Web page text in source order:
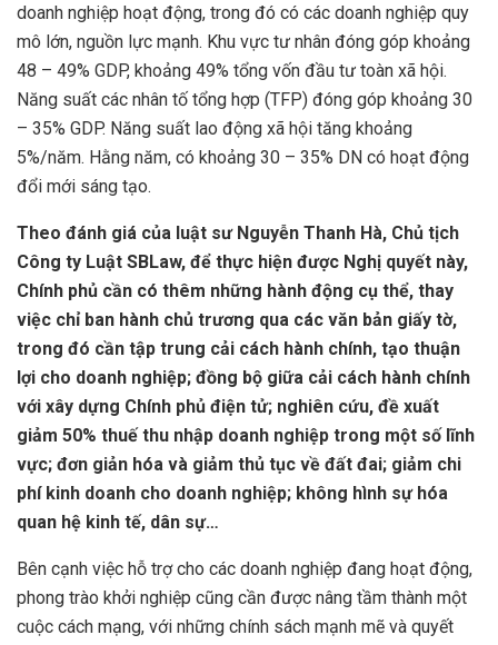
doanh nghiệp hoạt động, trong đó có các doanh nghiệp quy
mô lớn, nguồn lực mạnh. Khu vực tư nhân đóng góp khoảng
48 – 49% GDP, khoảng 49% tổng vốn đầu tư toàn xã hội.
Năng suất các nhân tố tổng hợp (TFP) đóng góp khoảng 30
– 35% GDP. Năng suất lao động xã hội tăng khoảng
5%/năm. Hằng năm, có khoảng 30 – 35% DN có hoạt động
đổi mới sáng tạo.
Theo đánh giá của luật sư Nguyễn Thanh Hà, Chủ tịch
Công ty Luật SBLaw, để thực hiện được Nghị quyết này,
Chính phủ cần có thêm những hành động cụ thể, thay
việc chỉ ban hành chủ trương qua các văn bản giấy tờ,
trong đó cần tập trung cải cách hành chính, tạo thuận
lợi cho doanh nghiệp; đồng bộ giữa cải cách hành chính
với xây dựng Chính phủ điện tử; nghiên cứu, đề xuất
giảm 50% thuế thu nhập doanh nghiệp trong một số lĩnh
vực; đơn giản hóa và giảm thủ tục về đất đai; giảm chi
phí kinh doanh cho doanh nghiệp; không hình sự hóa
quan hệ kinh tế, dân sự…
Bên cạnh việc hỗ trợ cho các doanh nghiệp đang hoạt động,
phong trào khởi nghiệp cũng cần được nâng tầm thành một
cuộc cách mạng, với những chính sách mạnh mẽ và quyết